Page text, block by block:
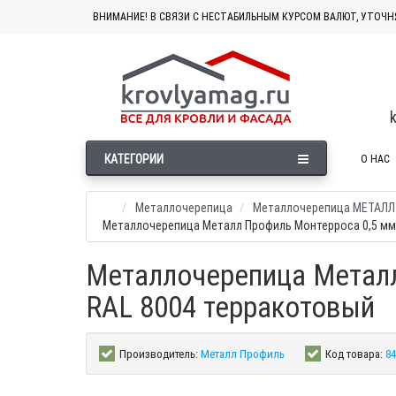
ВНИМАНИЕ! В СВЯЗИ С НЕСТАБИЛЬНЫМ КУРСОМ ВАЛЮТ,
КАТЕГОРИИ О НАС
Металлочерепица
Металлочерепица
Металлочерепица Металл Профиль Монтерроса 0,5
Металлочерепица
RAL 8004 терракотовый
Производитель:Металл Профиль Код товара: